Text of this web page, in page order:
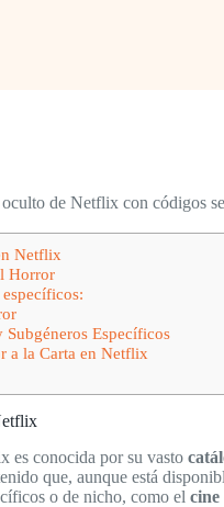
de Netflix con códigos
Netflix
Horror
Subgéneros Específicos
a la Carta en Netflix
es conocida por su vasto
que, aunque está
o de nicho, como el